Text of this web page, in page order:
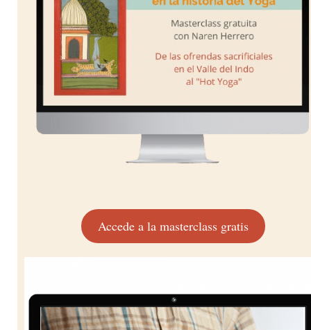
Accede a la masterclass gratis